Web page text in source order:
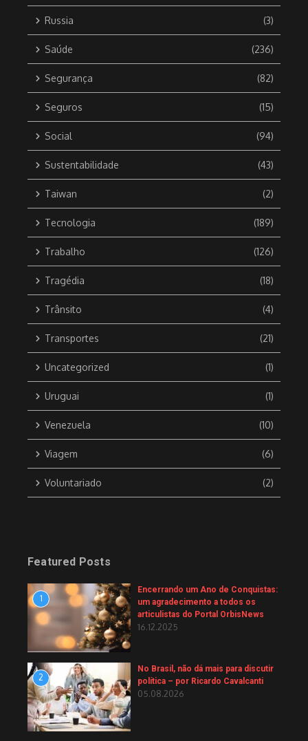
Russia (3)
Saúde (236)
Segurança (82)
Seguros (15)
Social (94)
Sustentabilidade (43)
Taiwan (2)
Tecnologia (189)
Trabalho (126)
Tragédia (18)
Trânsito (4)
Transportes (21)
Uncategorized (1)
Uruguai (1)
Venezuela (10)
Viagem (6)
Voluntariado (2)
Featured Posts
1
Encerrando um Ano de Conquistas:
um agradecimento a todos os
articulistas do Portal OrbisNews
16.12.2025
2
No Brasil, não dá mais para discutir
política – por Ricardo Cavalcanti
05.08.2026